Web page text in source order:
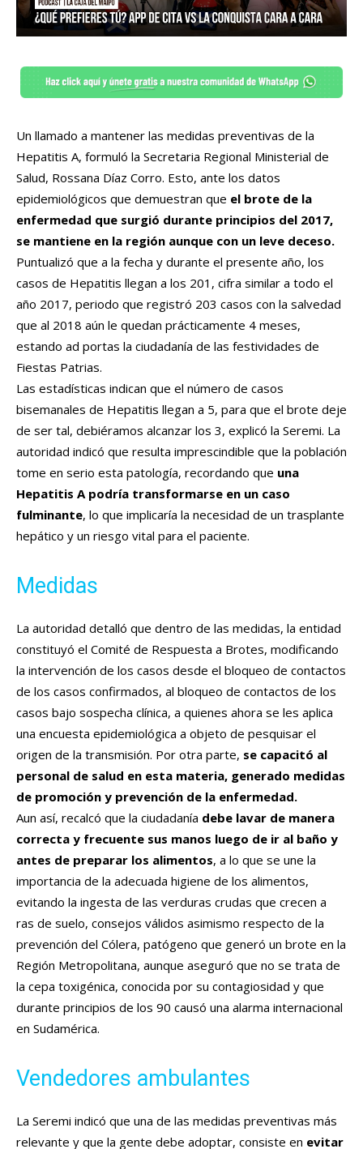
Un llamado a mantener las medidas preventivas de la
Hepatitis A, formuló la Secretaria Regional Ministerial de
Salud, Rossana Díaz Corro. Esto, ante los datos
epidemiológicos que demuestran que el brote de la
enfermedad que surgió durante principios del 2017,
se mantiene en la región aunque con un leve deceso.
Puntualizó que a la fecha y durante el presente año, los
casos de Hepatitis llegan a los 201, cifra similar a todo el
año 2017, periodo que registró 203 casos con la salvedad
que al 2018 aún le quedan prácticamente 4 meses,
estando ad portas la ciudadanía de las festividades de
Fiestas Patrias.
Las estadísticas indican que el número de casos
bisemanales de Hepatitis llegan a 5, para que el brote deje
de ser tal, debiéramos alcanzar los 3, explicó la Seremi. La
autoridad indicó que resulta imprescindible que la población
tome en serio esta patología, recordando que una
Hepatitis A podría transformarse en un caso
fulminante, lo que implicaría la necesidad de un trasplante
hepático y un riesgo vital para el paciente.
Medidas
La autoridad detalló que dentro de las medidas, la entidad
constituyó el Comité de Respuesta a Brotes, modificando
la intervención de los casos desde el bloqueo de contactos
de los casos confirmados, al bloqueo de contactos de los
casos bajo sospecha clínica, a quienes ahora se les aplica
una encuesta epidemiológica a objeto de pesquisar el
origen de la transmisión. Por otra parte, se capacitó al
personal de salud en esta materia, generado medidas
de promoción y prevención de la enfermedad.
Aun así, recalcó que la ciudadanía debe lavar de manera
correcta y frecuente sus manos luego de ir al baño y
antes de preparar los alimentos, a lo que se une la
importancia de la adecuada higiene de los alimentos,
evitando la ingesta de las verduras crudas que crecen a
ras de suelo, consejos válidos asimismo respecto de la
prevención del Cólera, patógeno que generó un brote en la
Región Metropolitana, aunque aseguró que no se trata de
la cepa toxigénica, conocida por su contagiosidad y que
durante principios de los 90 causó una alarma internacional
en Sudamérica.
Vendedores ambulantes
La Seremi indicó que una de las medidas preventivas más
relevante y que la gente debe adoptar, consiste en evitar